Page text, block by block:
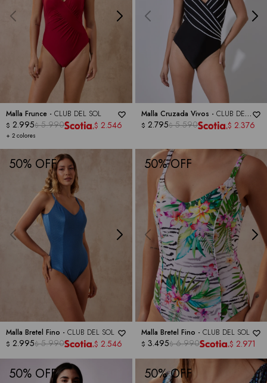
Malla Frunce - CLUB DEL SOL
+ 2 colores
$ 2.995$ 5.990 $ 2.546
Malla Cruzada Vivos - CLUB DEL
SOL
$ 2.795$ 5.590 $ 2.376
50
Malla Bretel Fino - CLUB DEL SOL
$ 2.995$ 5.990 $ 2.546
50
Malla Bretel Fino - CLUB DEL SOL
$ 3.495$ 6.990 $ 2.971
50 50